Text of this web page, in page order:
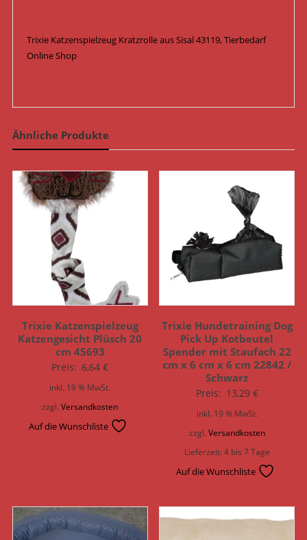
Trixie Katzenspielzeug Kratzrolle aus Sisal 43119, Tierbedarf
Online Shop
Ähnliche Produkte
Trixie Katzenspielzeug
Katzengesicht Plüsch 20
cm 45693
Preis: 6,64€
inkl. 19 % MwSt.
zzgl.Versandkosten
Auf die Wunschliste
Trixie Hundetraining Dog
Pick Up Kotbeutel
Spender mit Staufach 22
cm x 6 cm x 6 cm 22842 /
Schwarz
Preis: 13,29 €
inkl. 19 % MwSt.
zzgl.Versandkosten
Lieferzeit:4 bis 7 Tage
Auf die Wunschliste